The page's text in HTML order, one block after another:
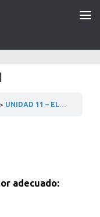
UNIDAD 11 – EL OCIO Y EL TIEMPO LIBRE
adecuado: